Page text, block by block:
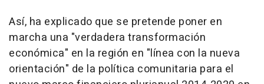
Así, ha explicado que se pretende poner en
marcha una "verdadera transformación
económica" en la región en "línea con la nueva
orientación" de la política comunitaria para el